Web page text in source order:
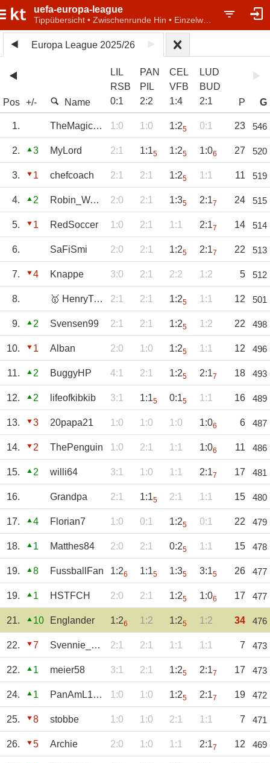
uefa-europa-league
Europa League 2025/26
Pos +/- Name
LIL
RSB
0:1
PAN
PIL
2:2
CEL
VFB
1:4
LUD
BUD
2:1 P G
1. TheMagicEye 1:0 1:0 1:25 0:1 23 546
2. 3 MyLord 2:1 1:15 1:25 1:06 27 520
3. 1 chefcoach 2:1 2:1 1:25 1:1 11 519
4. 2 Robin_Waldhof 2:0 2:1 1:35 2:17 24 515
5. 1 RedSoccer 1:0 2:1 1:1 2:17 14 514
6. SaFiSmi 2:0 2:1 1:25 2:17 22 513
7. 4 Knappe 3:0 2:1 2:2 1:2 5 512
8. 🥇 HenryTippus 2:1 2:1 1:25 1:1 12 501
9. 2 Svensen99 2:1 2:1 1:25 1:2 22 498
10. 1 Alban 2:0 1:0 1:25 1:1 12 496
11. 2 BuggyHP 4:1 2:1 1:25 2:17 18 493
12. 2 lifeofkibkib 3:1 1:15 0:15 1:1 16 489
13. 3 20papa21 1:0 1:0 1:0 1:06 6 487
14. 2 ThePenguin 1:0 2:1 1:1 1:06 11 486
15. 2 willi64 3:1 1:0 1:1 2:17 17 481
16. Grandpa 2:1 1:15 2:1 1:1 15 480
17. 4 Florian7 1:0 0:1 1:25 0:1 22 479
18. 1 Matthes84 2:0 2:1 0:25 1:1 15 478
19. 8 FussballFan 1:26 1:15 1:35 3:15 26 477
19. 1 HSTFCH 2:0 2:1 1:25 1:06 17 477
21. 10 Englander 1:26 1:2 1:25 1:2 34 476
22. 7 Svennie_1970 2:1 2:1 1:1 1:1 7 473
22. 1 meier58 3:1 2:1 1:25 2:17 17 473
24. 1 PanAmL1011 1:0 1:0 1:25 2:17 19 472
25. 8 stobbe 1:0 1:0 2:1 1:1 7 471
26. 5 Archie 2:0 1:0 1:1 2:17 12 469